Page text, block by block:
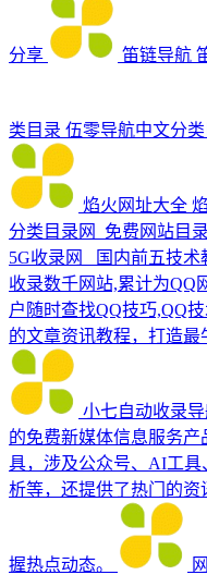
分享 笛链导航
类目录 伍零导航中文分
焰火网址大全
分类目录网_免费网站目
5G收录网_ 国内前五技
收录数千网站,累计为QQ
户随时查找QQ技巧,QQ
的文章资讯教程，打造
小七自动收录
的免费新媒体信息服务产
具，涉及公众号、AI工
析等，还提供了热门的
握热点动态。